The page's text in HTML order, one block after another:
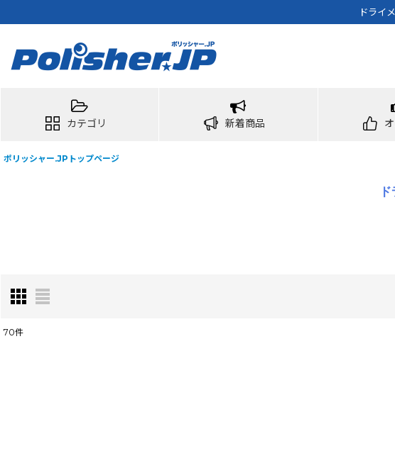
ドライ
カテゴリ 新着商品
ポリッシャー.JPトップページ
70件